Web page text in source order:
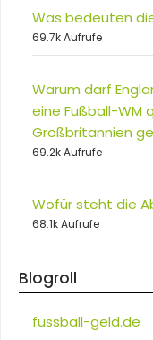
Was bedeuten
69.7k Aufrufe
Warum darf
eine Fußball-WM
Großbritannien
69.2k Aufrufe
Wofür steht die
68.1k Aufrufe
Blogroll
fussball-geld.de